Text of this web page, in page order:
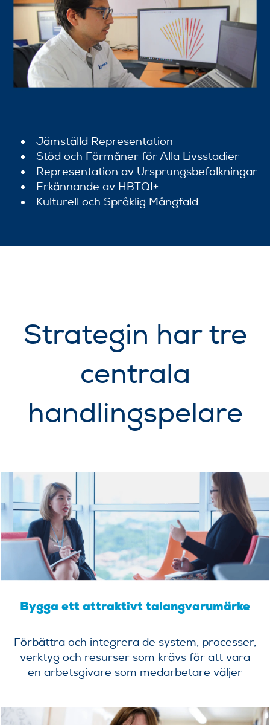
Jämställd Representation
Stöd och Förmåner för Alla Livsstadier
Representation av Ursprungsbefolkningar
Erkännande av HBTQI+
Kulturell och Språklig Mångfald
Strategin har tre
centrala
handlingspelare
Bygga ett attraktivt talangvarumärke
Förbättra och integrera de system, processer,
verktyg och resurser som krävs för att vara
en arbetsgivare som medarbetare väljer